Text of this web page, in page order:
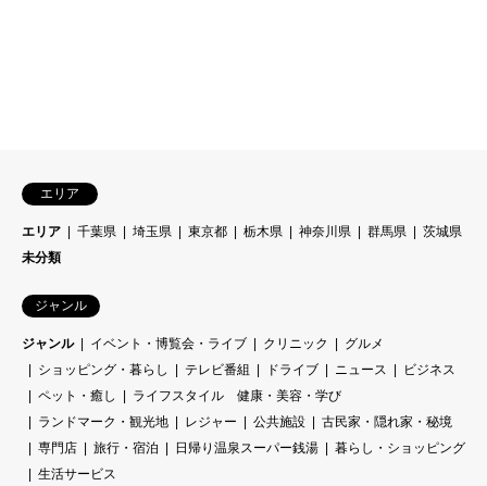
エリア
エリア 千葉県 埼玉県 東京都 栃木県 神奈川県 群馬県
茨城県
未分類
ジャンル
ジャンル イベント・博覧会・ライブ クリニック
グルメ
ショッピング・暮らし
テレビ番組 ドライブ ニュース
ビジネス
ペット・癒し
ライフスタイル 健康・美容・学び
ランドマーク・観光地
レジャー 公共施設
古民家・隠れ家・秘境
専門店
旅行・宿泊 日帰り温泉スーパー銭湯
暮らし・ショッピング
生活サービス